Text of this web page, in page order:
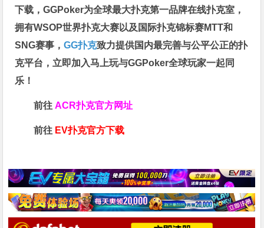
下载，GGPoker为全球最大扑克第一品牌在线扑克室，
拥有WSOP世界扑克大赛以及国际扑克锦标赛MTT和
SNG赛事，GG扑克致力提供国内最完善与公平公正的扑
克平台，立即加入马上玩与GGPoker全球玩家一起同
乐！
前往ACR扑克官方网址
前往 EV扑克官方下载